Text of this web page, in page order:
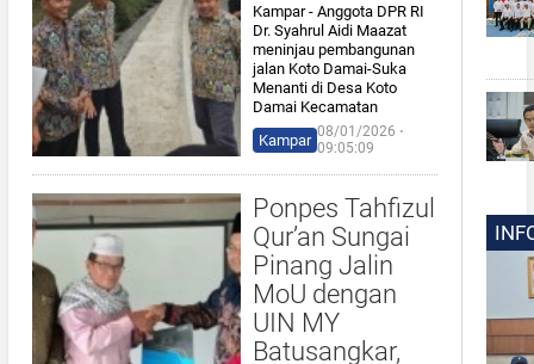
Kampar - Anggota DPR RI
Dr. Syahrul Aidi Maazat
meninjau pembangunan
jalan Koto Damai-Suka
Menanti di Desa Koto
Damai Kecamatan
Kampar 08/01/2026 ⋅
09:05:09
Ponpes Tahfizul
Qur’an Sungai
Pinang Jalin
MoU dengan
UIN MY
Batusangkar,